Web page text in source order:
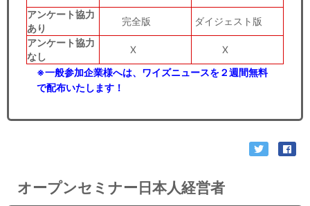
アンケート協力
あり
完全版
ダイジェスト版
アンケート協力
なし
X
X
※一般参加企業様へは、ワイズニュースを２週間無料
で配布いたします！
オープンセミナー日本人経営者